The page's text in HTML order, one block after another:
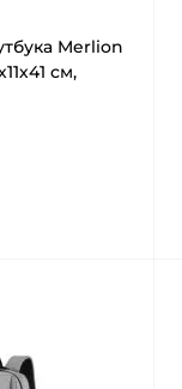
Merlion
см,